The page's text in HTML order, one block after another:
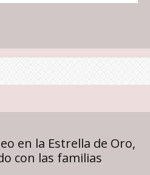
en la Estrella de Oro,
con las familias